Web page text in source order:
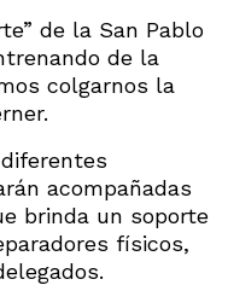
de la San Pablo
de la
colgarnos la
acompañadas
brinda un soporte
físicos,